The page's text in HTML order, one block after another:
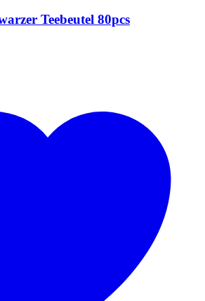
Teebeutel 80pcs